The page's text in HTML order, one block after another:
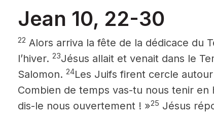
Jean 10, 22-30
22 Alors arriva la fête de la dédicace du
l’hiver. 23Jésus allait et venait dans le
Salomon. 24Les Juifs firent cercle
Combien de temps vas-tu nous tenir en
dis-le nous ouvertement ! »25 Jésus